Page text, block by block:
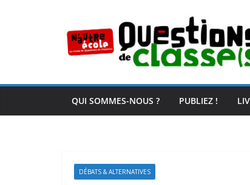
QUI SOMMES-NOUS ? PUBLIEZ !
DÉBATS & ALTERNATIVES